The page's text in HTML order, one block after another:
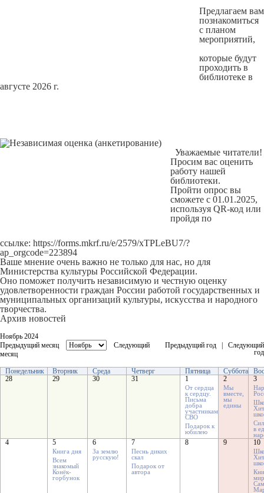
Предлагаем вам
познакомиться
с планом
мероприятий,
которые будут
проходить в
библиотеке в
августе 2026 г.
Уважаемые читатели!
Просим вас оценить
работу нашей
библиотеки.
Пройти опрос вы
сможете с 01.01.2025,
используя QR-код или
пройдя по
ссылке: https://forms.mkrf.ru/e/2579/xTPLeBU7/?
ap_orgcode=223894
Ваше мнение очень важно не только для нас, но для
Министерства культуры Российской Федерации.
Оно поможет получить независимую и честную оценку
удовлетворенности граждан России работой государственных и
муниципальных организаций культуры, искусства и народного
творчества.
Архив новостей
Ноябрь 2024
Предыдущий месяц
Следующий
месяц
Предыдущий год
Следующий
год
Понедельник Вторник Среда Четверг Пятница Суббота
28
29 30 31 1
От сердца
к сердцу.
Письма
добра
участникам
СВО
Подарок к
юбилею
2
Мы
вместе,
мы
едины
3
в
4 5
Книга дня
Всем
знакомый
Конёк-
горбунок
6
За землю
русскую!
7
Песнь диких
скал
Подарок от
автора
8 9 10
мир